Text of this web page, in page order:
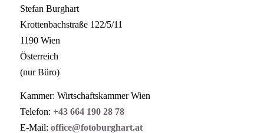
Stefan Burghart
Krottenbachstraße 122/5/11
1190 Wien
Österreich
(nur Büro)
Kammer: Wirtschaftskammer Wien
Telefon: +43 664 190 28 78
E-Mail: office@fotoburghart.at